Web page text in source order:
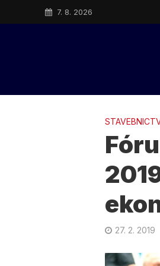
7. 8. 2026
27. 2. 2019